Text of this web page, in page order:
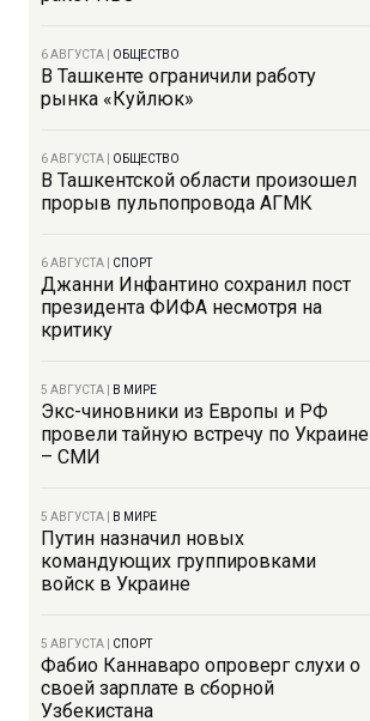
6 АВГУСТА ОБЩЕСТВО
В Ташкенте ограничили работу
рынка «Куйлюк»
6 АВГУСТА ОБЩЕСТВО
В Ташкентской области произошел
прорыв пульпопровода АГМК
6 АВГУСТА СПОРТ
Джанни Инфантино сохранил пост
президента ФИФА несмотря на
критику
5 АВГУСТА В МИРЕ
Экс-чиновники из Европы и РФ
провели тайную встречу по Украине
– СМИ
5 АВГУСТА В МИРЕ
Путин назначил новых
командующих группировками
войск в Украине
5 АВГУСТА СПОРТ
Фабио Каннаваро опроверг слухи о
своей зарплате в сборной
Узбекистана